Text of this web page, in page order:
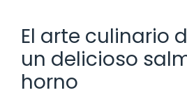
El arte culinario
un delicioso
horno